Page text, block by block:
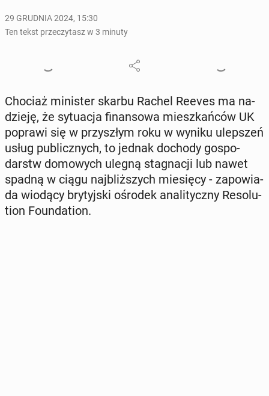
29 GRUDNIA 2024, 15:30
Ten tekst przeczytasz w 3 minuty
Chociaż mi­ni­ster skarbu Rachel Reeves ma na­
dzie­ję, że sy­tu­acja fi­nan­so­wa miesz­kań­ców UK
poprawi się w przy­szłym roku w wyniku ulep­szeń
usług pu­blicz­nych, to jednak dochody go­spo­
darstw do­mo­wych ulegną sta­gna­cji lub nawet
spadną w ciągu naj­bliż­szych mie­się­cy - za­po­wia­
da wiodący bry­tyj­ski ośrodek ana­li­tycz­ny Re­so­lu­
tion Fo­un­da­tion.